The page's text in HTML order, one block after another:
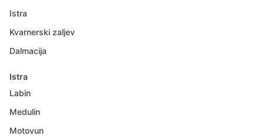
Istra
Kvarnerski zaljev
Dalmacija
Istra
Labin
Medulin
Motovun